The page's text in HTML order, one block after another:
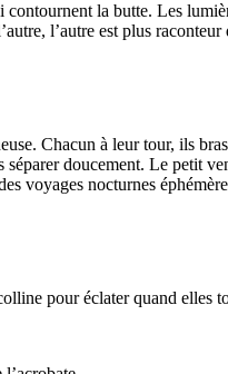
contournent la butte. Les
l’autre est plus raconteur
Chacun à leur tour, ils
doucement. Le petit
voyages nocturnes
pour éclater quand elles